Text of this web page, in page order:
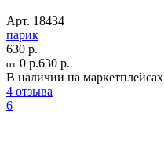
Арт. 18434
парик
630 р.
от 0 р.630 р.
В наличии на маркетплейсах
4 отзыва
6